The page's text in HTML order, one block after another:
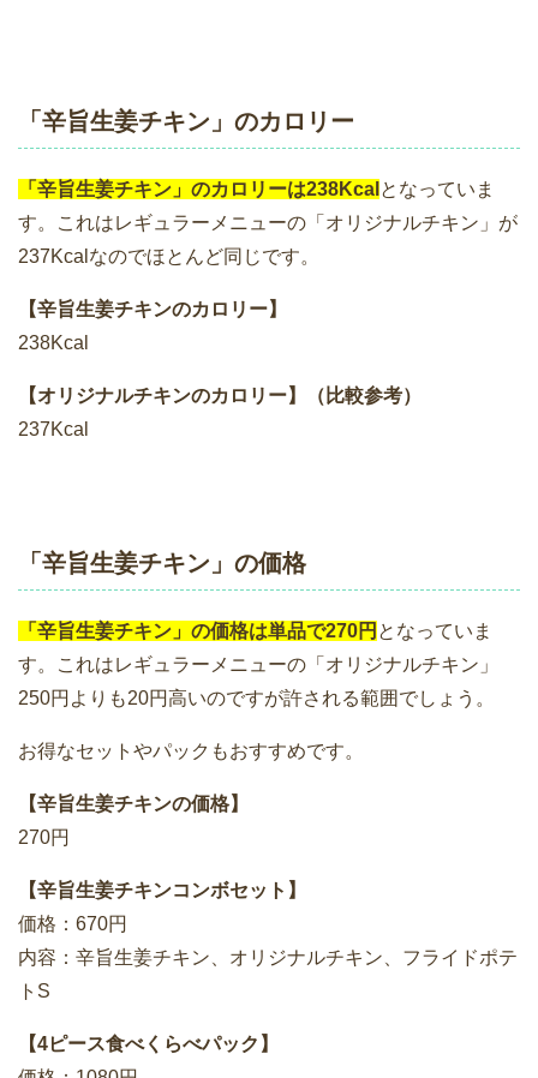
「辛旨生姜チキン」のカロリー
「辛旨生姜チキン」のカロリーは238Kcal となっていま
す。これはレギュラーメニューの「オリジナルチキン」が
237Kcalなのでほとんど同じです。
【辛旨生姜チキンのカロリー】
238Kcal
【オリジナルチキンのカロリー】（比較参考）
237Kcal
「辛旨生姜チキン」の価格
「辛旨生姜チキン」の価格は単品で270円 となっていま
す。これはレギュラーメニューの「オリジナルチキン」
250円よりも20円高いのですが許される範囲でしょう。
お得なセットやパックもおすすめです。
【辛旨生姜チキンの価格】
270円
【辛旨生姜チキンコンボセット】
価格：670円
内容：辛旨生姜チキン、オリジナルチキン、フライドポテ
トS
【4ピース食べくらべパック】